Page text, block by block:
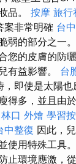
品。 按摩 旅行
案非常明確 台
弱的部分之一
您的皮膚的防
有益影響。 台
，即使是太陽
得多，並且由
林口 外燴 學習
中整復 因此，
使用特殊工具
止環境應激，